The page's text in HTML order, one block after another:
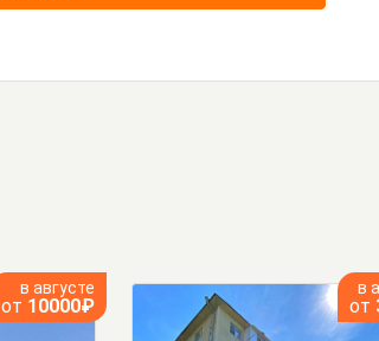
в августе
от 10000₽
в
от